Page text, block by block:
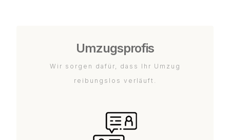
Umzugsprofis
Wir sorgen dafür, dass Ihr Umzug
reibungslos verläuft.